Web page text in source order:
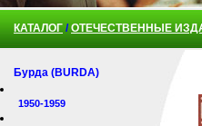
КАТАЛОГ /ОТЕЧЕСТВЕННЫЕ
Бурда (BURDA)
1950-1959